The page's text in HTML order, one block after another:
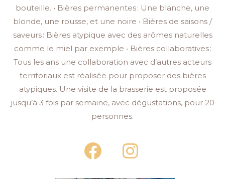
bouteille. • Bières permanentes : Une blanche, une
blonde, une rousse, et une noire • Bières de saisons /
saveurs : Bières atypique avec des arômes naturelles
comme le miel par exemple • Bières collaboratives :
Tous les ans une collaboration avec d’autres acteurs
territoriaux est réalisée pour proposer des bières
atypiques. Une visite de la brasserie est proposée
jusqu’à 3 fois par semaine, avec dégustations, pour 20
personnes.
F
a
I
n